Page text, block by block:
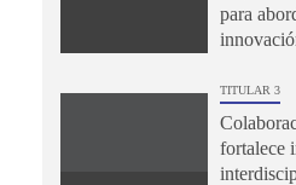
para
TITULAR 3
fortalece